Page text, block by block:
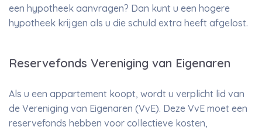
een hypotheek aanvragen? Dan kunt u een hogere
hypotheek krijgen als u die schuld extra heeft afgelost.
Reservefonds Vereniging van Eigenaren
Als u een appartement koopt, wordt u verplicht lid van
de Vereniging van Eigenaren (VvE). Deze VvE moet een
reservefonds hebben voor collectieve kosten,